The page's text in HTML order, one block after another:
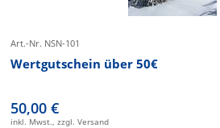
Art.-Nr. NSN-101
Wertgutschein über 50€
50,00 €
inkl. Mwst., zzgl. Versand